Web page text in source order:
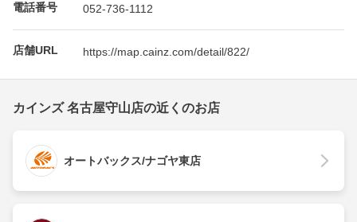
電話番号 052-736-1112
店舗URL https://map.cainz.com/detail/822/
カインズ 名古屋守山店の近くのお店
オートバックス/ナゴヤ東店